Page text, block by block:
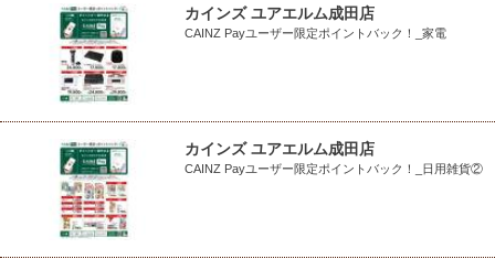
カインズ ユアエルム成田店
CAINZ Payユーザー限定ポイントバック！_家電
カインズ ユアエルム成田店
CAINZ Payユーザー限定ポイントバック！_日用雑貨②